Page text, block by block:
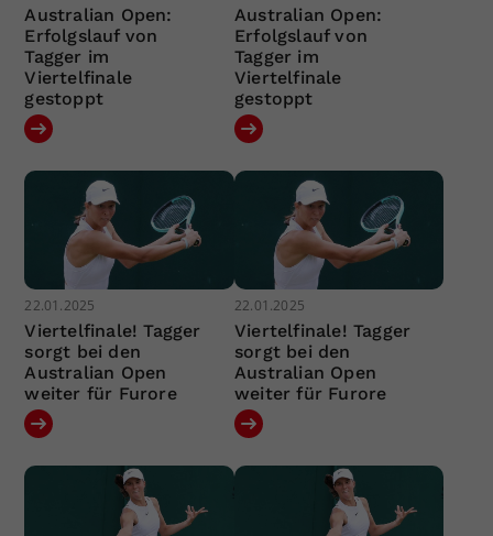
Australian Open:
Erfolgslauf von
Tagger im
Viertelfinale
gestoppt
Australian Open:
Erfolgslauf von
Tagger im
Viertelfinale
gestoppt
22.01.2025
Viertelfinale! Tagger
sorgt bei den
Australian Open
weiter für Furore
22.01.2025
Viertelfinale! Tagger
sorgt bei den
Australian Open
weiter für Furore